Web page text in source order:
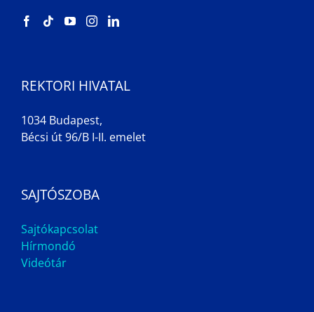
REKTORI HIVATAL
1034 Budapest,
Bécsi út 96/B I-II. emelet
SAJTÓSZOBA
Sajtókapcsolat
Hírmondó
Videótár